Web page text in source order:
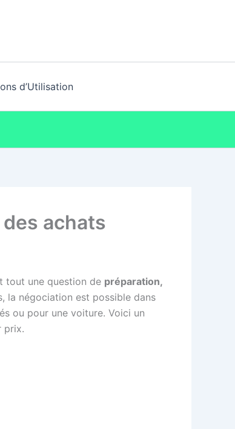
d’Utilisation
achats
tout une question de préparation,
la négociation est possible dans
ou pour une voiture. Voici un
prix.